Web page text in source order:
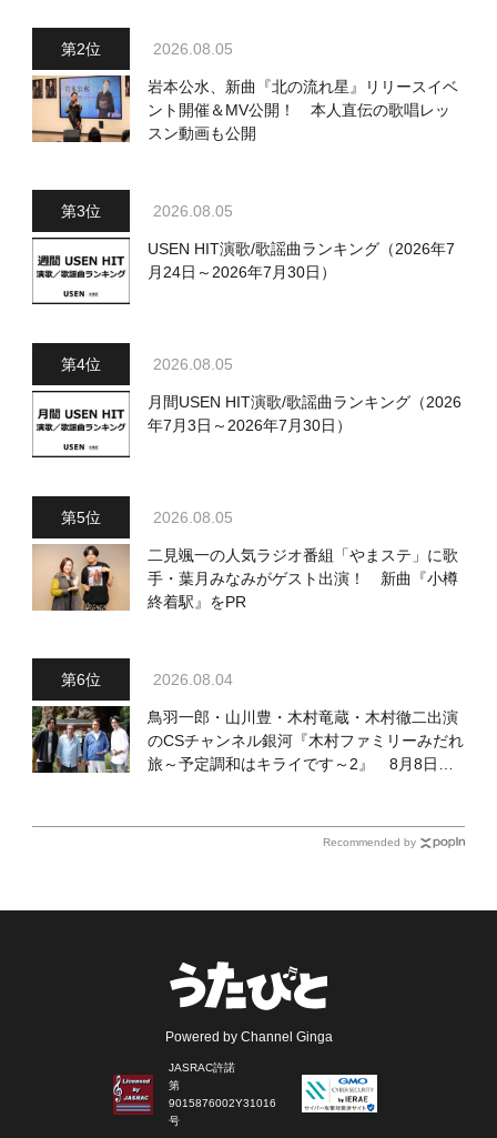
2026.08.05
岩本公水、新曲『北の流れ星』リリースイベ
ント開催＆MV公開！ 本人直伝の歌唱レッ
スン動画も公開
2026.08.05
USEN HIT演歌/歌謡曲ランキング（2026年7
月24日～2026年7月30日）
2026.08.05
月間USEN HIT演歌/歌謡曲ランキング（2026
年7月3日～2026年7月30日）
2026.08.05
二見颯一の人気ラジオ番組「やまステ」に歌
手・葉月みなみがゲスト出演！ 新曲『小樽
終着駅』をPR
2026.08.04
鳥羽一郎・山川豊・木村竜蔵・木村徹二出演
のCSチャンネル銀河『木村ファミリーみだれ
旅～予定調和はキライです～2』 8月8日
Recommended by
Powered by Channel Ginga
JASRAC許諾
第
9015876002Y31016
号